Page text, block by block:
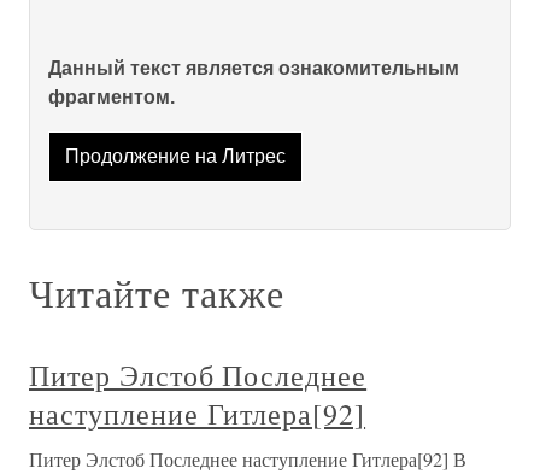
Данный текст является ознакомительным
фрагментом.
Продолжение на Литрес
Читайте также
Питер Элстоб Последнее
наступление Гитлера[92]
Питер Элстоб Последнее наступление Гитлера[92] В